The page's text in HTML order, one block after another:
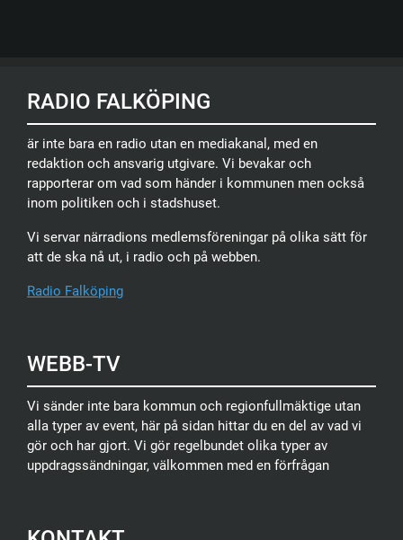
RADIO FALKÖPING
är inte bara en radio utan en mediakanal, med en
redaktion och ansvarig utgivare. Vi bevakar och
rapporterar om vad som händer i kommunen men också
inom politiken och i stadshuset.
Vi servar närradions medlemsföreningar på olika sätt för
att de ska nå ut, i radio och på webben.
Radio Falköping
WEBB-TV
Vi sänder inte bara kommun och regionfullmäktige utan
alla typer av event, här på sidan hittar du en del av vad vi
gör och har gjort. Vi gör regelbundet olika typer av
uppdragssändningar, välkommen med en förfrågan